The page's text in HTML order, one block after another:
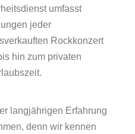
umfasst
jeder
Rockkonzert
hin zum privaten
langjährigen Erfahrung
denn wir kennen